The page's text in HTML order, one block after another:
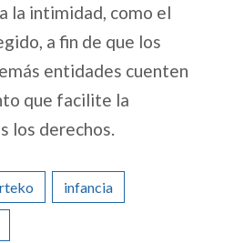
la intimidad, como el
a fin de que los
entidades cuenten
que facilite la
los derechos.
infancia